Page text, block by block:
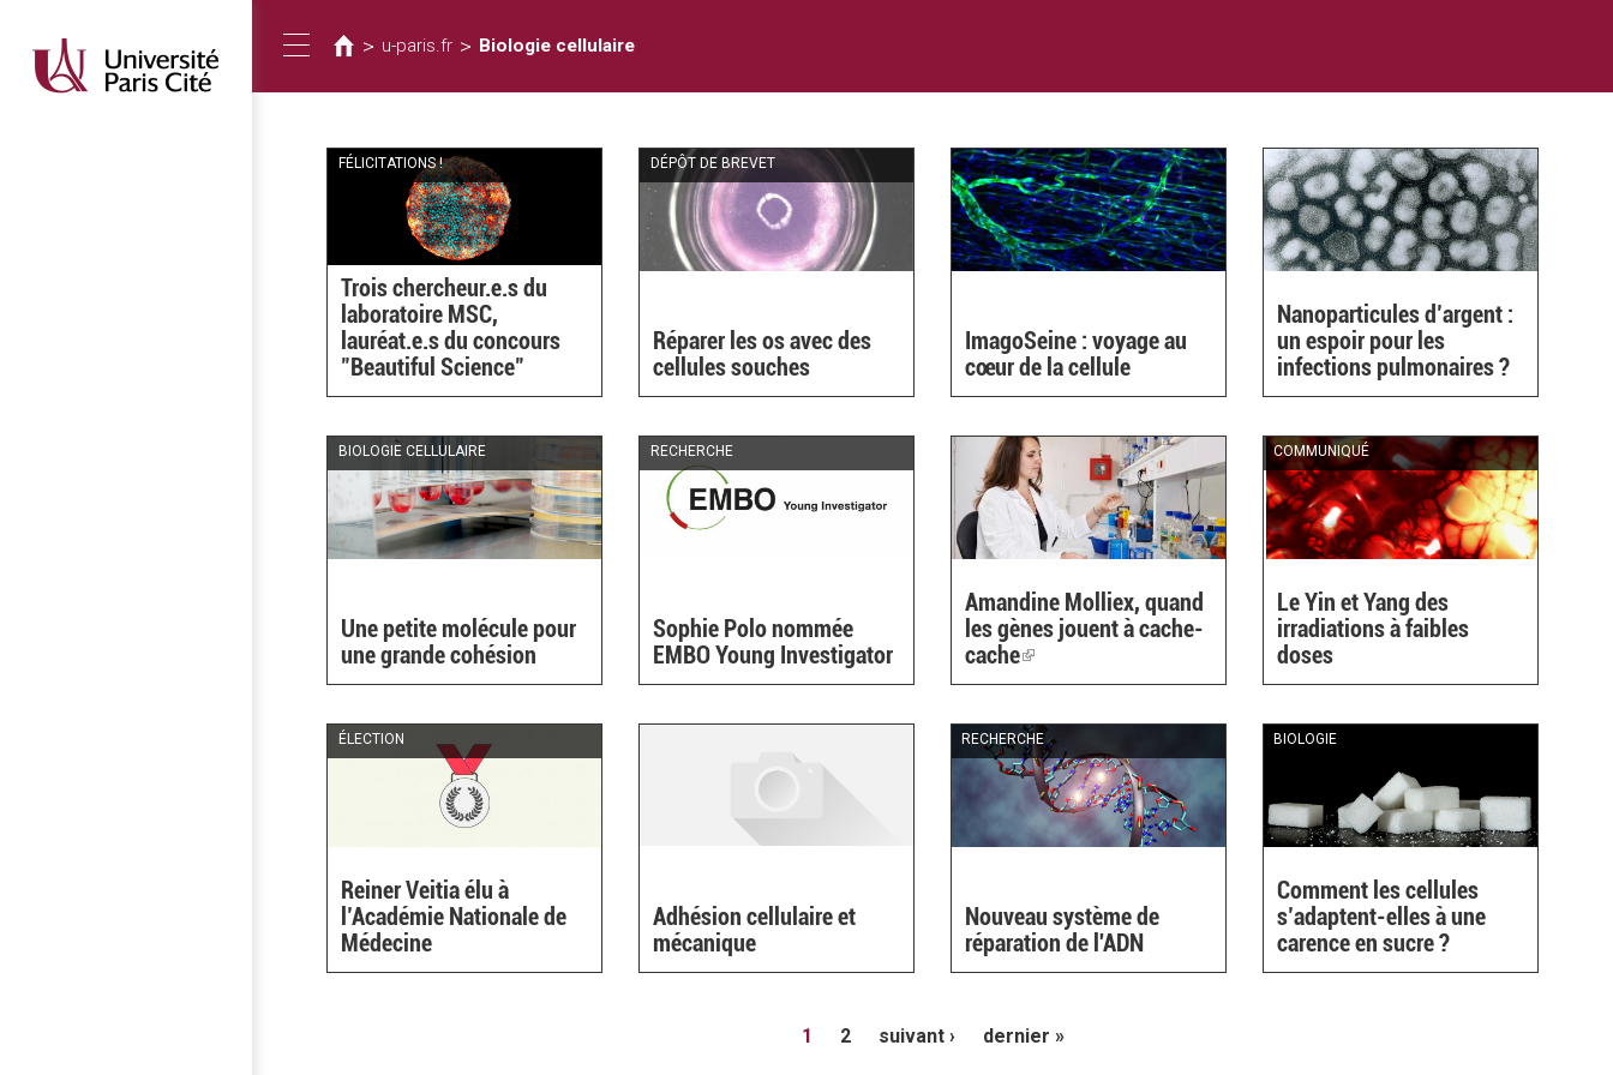
contenido
principal
Toggle
navigation
está
aquí
> u-paris.fr > Biologie cellulaire
FÉLICITATIONS !
Trois chercheur.e.s du
laboratoire MSC,
lauréat.e.s du concours
"Beautiful Science"
DÉPÔT DE BREVET
Réparer les os avec des
cellules souches
ImagoSeine : voyage au
cœur de la cellule
Nanoparticules d’argent :
un espoir pour les
infections pulmonaires ?
BIOLOGIE CELLULAIRE
Une petite molécule pour
une grande cohésion
RECHERCHE
Sophie Polo nommée
EMBO Young Investigator
Amandine Molliex, quand
les gènes jouent à cache-
cache(link
is
COMMUNIQUÉ
Le Yin et Yang des
irradiations à faibles
doses
ÉLECTION
Reiner Veitia élu à
l’Académie Nationale de
Médecine
Adhésion cellulaire et
mécanique
RECHERCHE
Nouveau système de
réparation de l'ADN
BIOLOGIE
Comment les cellules
s’adaptent-elles à une
carence en sucre ?
1 2 suivant › dernier »